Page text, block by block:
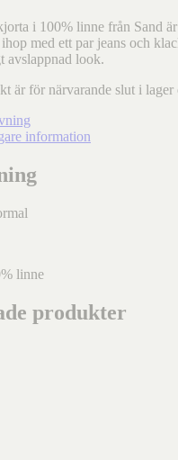
i 100% linne från Sand
med ett par jeans och
avslappnad look.
är för närvarande slut i
information
linne
produkter